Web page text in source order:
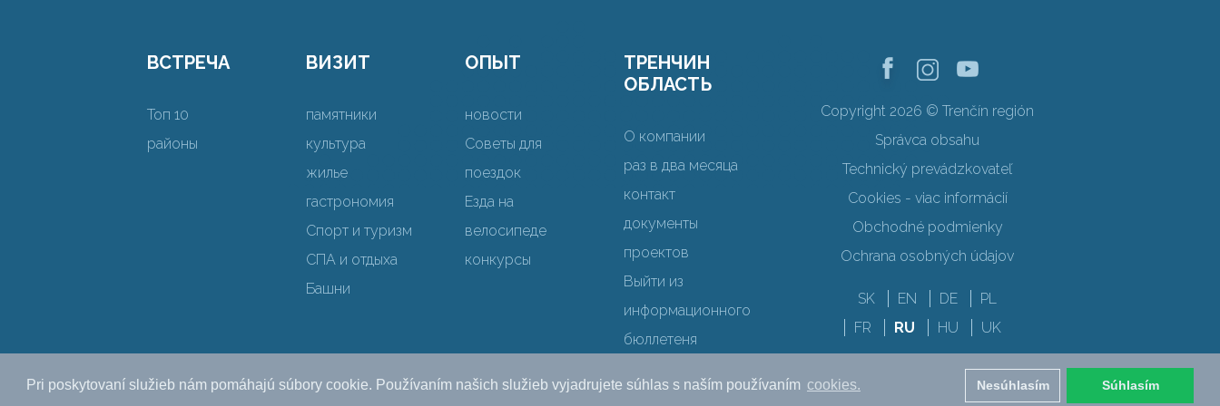
Pri poskytovaní služieb nám pomáhajú súbory cookie. Používaním našich služieb vyjadrujete súhlas s naším používaním cookies. Nesúhlasím Súhlasím
ВСТРЕЧА
Топ 10
районы
ВИЗИТ
памятники
культура
жилье
гастрономия
Спорт и туризм
СПА и отдыха
Башни
ОПЫТ
новости
Советы для
поездок
Езда на
велосипеде
конкурсы
ТРЕНЧИН
ОБЛАСТЬ
О компании
раз в два месяца
контакт
документы
проектов
Выйти из
информационного
бюллетеня
Copyright 2026 © Trenčín región
Správca obsahu
Technický prevádzkovateľ
Cookies - viac informácií
Obchodné podmienky
Ochrana osobných údajov
SK EN DE
PL
FR
RU HU UK